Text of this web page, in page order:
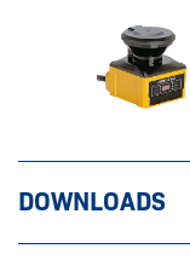
DOWNLOADS